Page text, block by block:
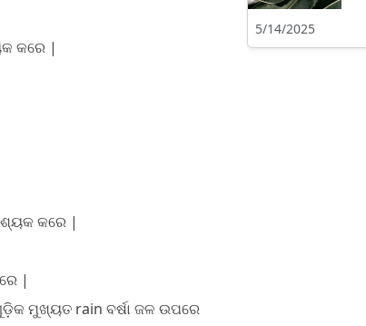
କରେ |
କରେ |
|
ମୁଖ୍ୟତ rain ବର୍ଷା ଜଳ ଉପରେ
5/14/2025